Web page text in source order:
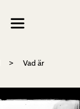
>
Vad är